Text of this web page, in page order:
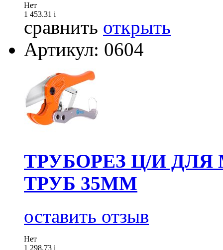
Нет
1 453.31 i
сравнить открыть
Артикул: 0604
ТРУБОРЕЗ Ц/И
ТРУБ 35ММ
оставить отзыв
Нет
1 298.73 i